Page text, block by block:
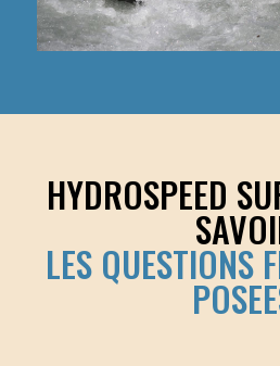
HYDROSPEED
LES QUESTIONS